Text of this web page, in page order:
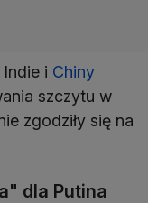
i Chiny
szczytu w
zgodziły się na
dla Putina